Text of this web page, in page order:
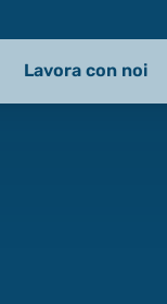
Lavora con noi